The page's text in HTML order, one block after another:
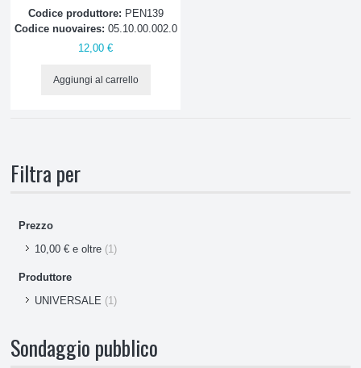
Elettrovalvole, Valvole e Bobine
Piatti Microonde
Filtri Macchine Caffè
Bimby
Codice produttore: PEN139
Codice nuovaires: 05.10.00.002.0
12,00 €
Aggiungi al carrello
Filtra per
Prezzo
10,00 € e oltre (1)
Produttore
UNIVERSALE (1)
Sondaggio pubblico